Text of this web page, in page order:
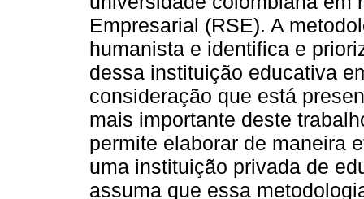
Empresarial (RSE). A
humanista e identifica e
dessa instituição educativa
consideração que está
mais importante deste
permite elaborar de maneira
uma instituição privada de
assuma que essa